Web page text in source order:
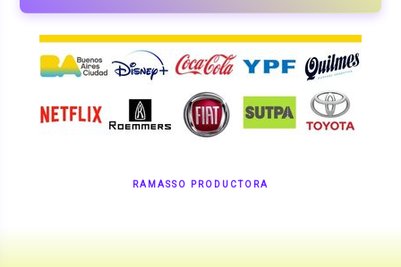
RAMASSO PRODUCTORA